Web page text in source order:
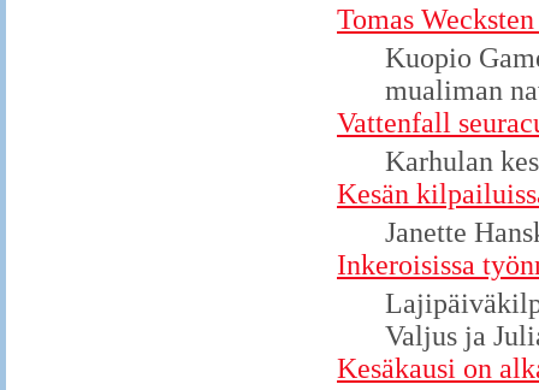
Tomas
Kuopio
mualiman
Vattenfall
Karhulan
Kesän
Janette
Inkeroisissa
Valjus ja
Kesäkausi on